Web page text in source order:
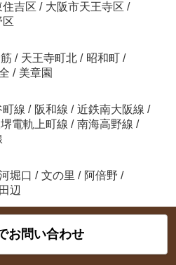
住吉区 / 大阪市天王寺区 /
区
/ 天王寺町北 / 昭和町 /
/ 美章園
町線 / 阪和線 / 近鉄南大阪線 /
電軌上町線 / 南海高野線 /
堀口 / 文の里 / 阿倍野 /
辺
お問い合わせ